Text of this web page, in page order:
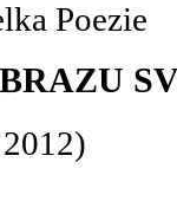
Poezie
2012)